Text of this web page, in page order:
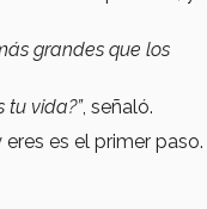
grandes que los
tu vida?”, señaló.
es el primer paso.